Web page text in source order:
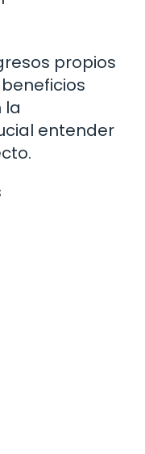
propios
la
entender